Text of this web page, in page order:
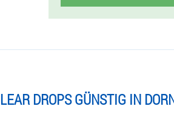
DROPS GÜNSTIG IN